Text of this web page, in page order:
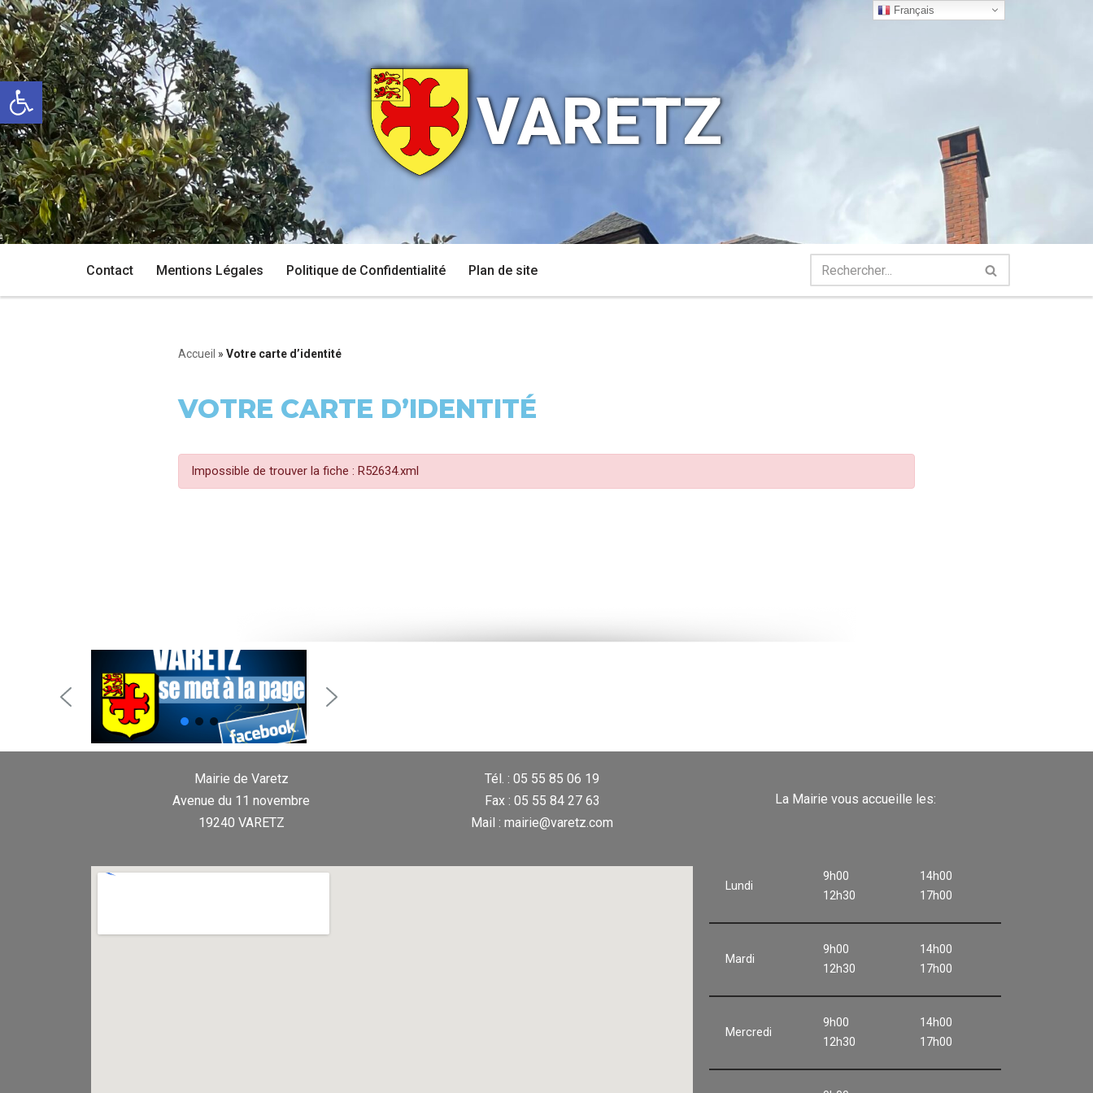
Ouvrir la barre d’outils
Aller
au
contenu
VARETZ
Contact Mentions Légales Politique de Confidentialité Plan de site
Accueil » Votre carte d’identité
VOTRE CARTE D’IDENTITÉ
Impossible de trouver la fiche : R52634.xml
Mairie de Varetz
Avenue du 11 novembre
19240 VARETZ
Tél. : 05 55 85 06 19
Fax : 05 55 84 27 63
Mail : mairie@varetz.com
La Mairie vous accueille les:
Lundi
9h00
12h30
14h00
17h00
Mardi
9h00
12h30
14h00
17h00
Mercredi
9h00
12h30
14h00
17h00
Français